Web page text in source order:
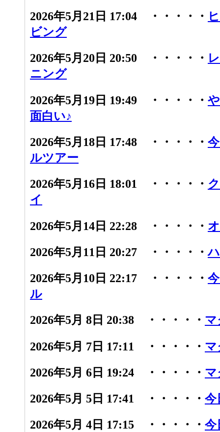
2026年5月21日 17:04 ・・・・・
ビング
2026年5月20日 20:50 ・・・・・
ニング
2026年5月19日 19:49 ・・・・・
面白い♪
2026年5月18日 17:48 ・・・・・
ルツアー
2026年5月16日 18:01 ・・・・・
イ
2026年5月14日 22:28 ・・・・・
2026年5月11日 20:27 ・・・・・
2026年5月10日 22:17 ・・・・・
ル
2026年5月 8日 20:38 ・・・・・ マ
2026年5月 7日 17:11 ・・・・・ マ
2026年5月 6日 19:24 ・・・・・ マ
2026年5月 5日 17:41 ・・・・・ 今
2026年5月 4日 17:15 ・・・・・ 今